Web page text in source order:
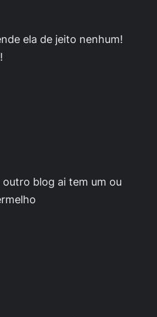
ela de jeito nenhum!
blog ai tem um ou